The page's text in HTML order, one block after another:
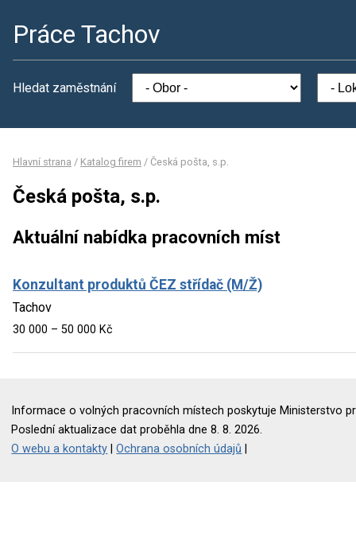
Práce Tachov
Hledat zaměstnání
Hlavní strana / Katalog firem / Česká pošta, s.p.
Česká pošta, s.p.
Aktuální nabídka pracovních míst
Konzultant produktů ČEZ střídač (M/Ž)
Tachov
30 000 – 50 000 Kč
Informace o volných pracovních místech poskytuje Ministerstvo
Poslední aktualizace dat proběhla dne 8. 8. 2026.
O webu a kontakty |Ochrana osobních údajů